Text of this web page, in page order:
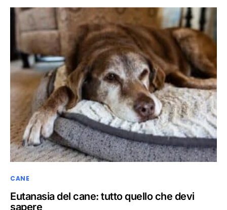
CANE
Eutanasia del cane: tutto quello che devi
sapere